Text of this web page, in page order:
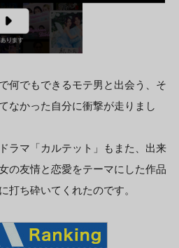
何でもできるモテ男と出会う、そ
なかった自分に衝撃が走りまし
ラマ「カルテット」もまた、出来
の友情と恋愛をテーマにした作品
打ち砕いてくれたのです。